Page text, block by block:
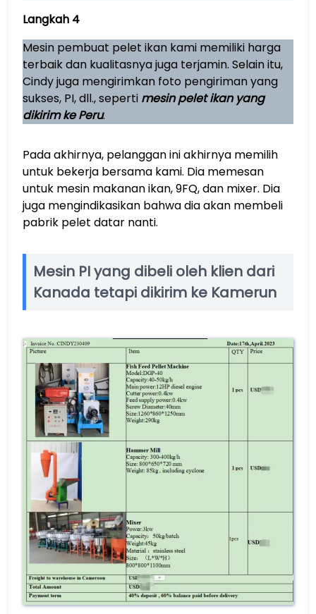
Langkah 4
Mesin pembuat pelet ikan kami memiliki harga
terbaik dan kualitasnya juga terjamin. Selain itu,
Cindy juga mengirimkan foto pengiriman yang
sukses, PI, dll., seperti mesin pelet ikan yang
dikirim ke Peru.
Pada akhirnya, pelanggan ini akhirnya memilih
untuk bekerja bersama kami. Dia memesan
untuk mesin makanan ikan, 9FQ, dan mixer. Dia
juga mengindikasikan bahwa dia akan membeli
pabrik pelet datar nanti.
Mesin PI yang dibeli oleh klien dari
Kanada tetapi dikirim ke Kamerun